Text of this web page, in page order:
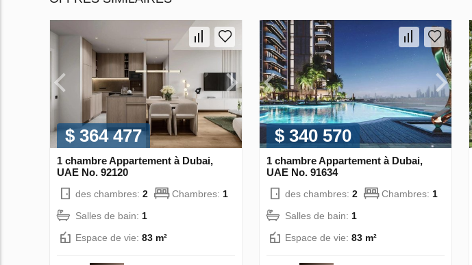
$ 364 477
1 chambre Appartement à Dubai,
UAE No. 92120
des chambres: 2 Chambres: 1
Salles de bain: 1
Espace de vie: 83 m²
$ 340 570
1 chambre Appartement à Dubai,
UAE No. 91634
des chambres: 2 Chambres: 1
Salles de bain: 1
Espace de vie: 83 m²